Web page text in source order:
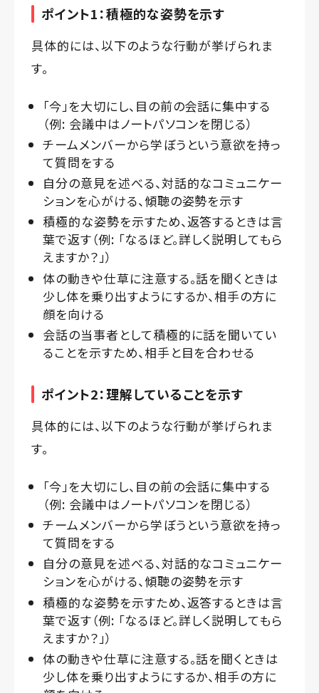
ポイント1：積極的な姿勢を示す
具体的には、以下のような行動が挙げられま
す。
「今」を大切にし、目の前の会話に集中する
（例: 会議中はノートパソコンを閉じる）
チームメンバーから学ぼうという意欲を持っ
て質問をする
自分の意見を述べる、対話的なコミュニケー
ションを心がける、傾聴の姿勢を示す
積極的な姿勢を示すため、返答するときは言
葉で返す（例: 「なるほど。詳しく説明してもら
えますか？」）
体の動きや仕草に注意する。話を聞くときは
少し体を乗り出すようにするか、相手の方に
顔を向ける
会話の当事者として積極的に話を聞いてい
ることを示すため、相手と目を合わせる
ポイント2：理解していることを示す
具体的には、以下のような行動が挙げられま
す。
「今」を大切にし、目の前の会話に集中する
（例: 会議中はノートパソコンを閉じる）
チームメンバーから学ぼうという意欲を持っ
て質問をする
自分の意見を述べる、対話的なコミュニケー
ションを心がける、傾聴の姿勢を示す
積極的な姿勢を示すため、返答するときは言
葉で返す（例: 「なるほど。詳しく説明してもら
えますか？」）
体の動きや仕草に注意する。話を聞くときは
少し体を乗り出すようにするか、相手の方に